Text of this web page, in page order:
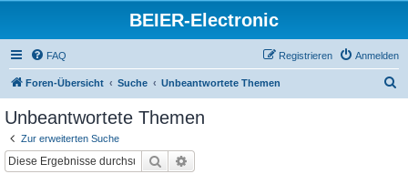
BEIER-Electronic
FAQ Anmelden
Registrieren
Foren-Übersicht Suche Unbeantwortete Themen
Unbeantwortete Themen
Zur erweiterten Suche
Suche